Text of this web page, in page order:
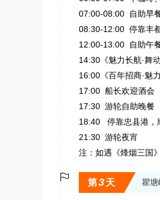
07:00-08:00 自助早
08:30-12:00 停靠丰
12:00-13:00 自助午
14:30《魅力长航·舞
16:00《百年招商·魅
17:00 船长欢迎酒会
17:30 游轮自助晚餐
18:40 停靠忠县港，
21:30 游轮夜宵
注：如遇《烽烟三国

第3天 瞿塘